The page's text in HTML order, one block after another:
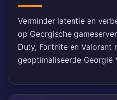
Verminder latentie en
op Georgische
Duty, Fortnite en Valorant
geoptimaliseerde Georgië